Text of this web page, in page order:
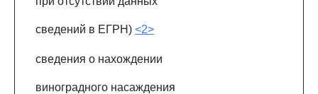
сведений в ЕГРН) <2>
сведения о нахождении
виноградного насаждения